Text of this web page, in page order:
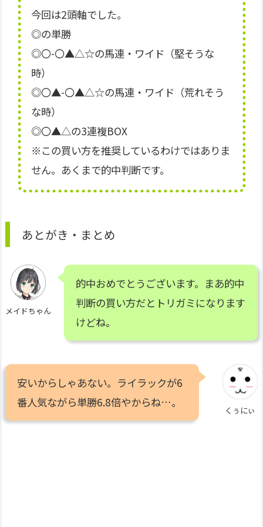
今回は2頭軸でした。
◎の単勝
◎〇-〇▲△☆の馬連・ワイド（堅そうな
時）
◎〇▲-〇▲△☆の馬連・ワイド（荒れそう
な時）
◎〇▲△の3連複BOX
※この買い方を推奨しているわけではありま
せん。あくまで的中判断です。
あとがき・まとめ
メイドちゃん
的中おめでとうございます。まあ的中
判断の買い方だとトリガミになります
けどね。
くぅにぃ
安いからしゃあない。ライラックが6
番人気ながら単勝6.8倍やからね…。